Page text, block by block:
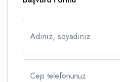
Adınız, soyadınız
Cep telefonunuz